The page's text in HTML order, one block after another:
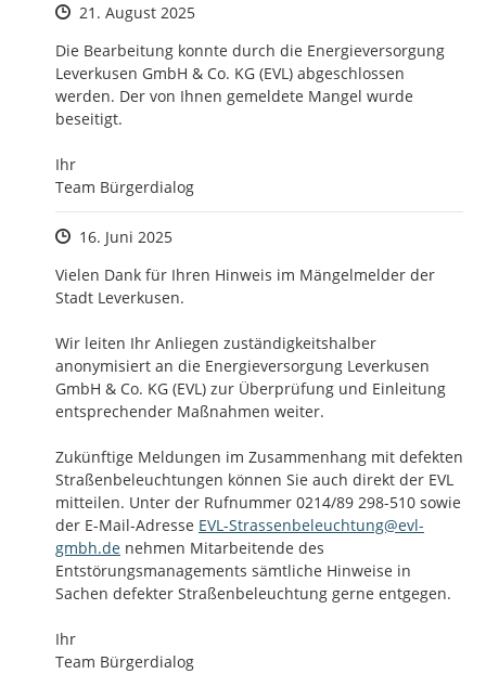
Zeitpunkt des Erstellens
21. August 2025
Die Bearbeitung konnte durch die Energieversorgung
Leverkusen GmbH & Co. KG (EVL) abgeschlossen
werden. Der von Ihnen gemeldete Mangel wurde
beseitigt.
Ihr
Team Bürgerdialog
Zeitpunkt des Erstellens
16. Juni 2025
Vielen Dank für Ihren Hinweis im Mängelmelder der
Stadt Leverkusen.
Wir leiten Ihr Anliegen zuständigkeitshalber
anonymisiert an die Energieversorgung Leverkusen
GmbH & Co. KG (EVL) zur Überprüfung und Einleitung
entsprechender Maßnahmen weiter.
Zukünftige Meldungen im Zusammenhang mit defekten
Straßenbeleuchtungen können Sie auch direkt der EVL
mitteilen. Unter der Rufnummer 0214/89 298-510 sowie
der E-Mail-Adresse EVL-Strassenbeleuchtung@evl-
gmbh.de nehmen Mitarbeitende des
Entstörungsmanagements sämtliche Hinweise in
Sachen defekter Straßenbeleuchtung gerne entgegen.
Ihr
Team Bürgerdialog